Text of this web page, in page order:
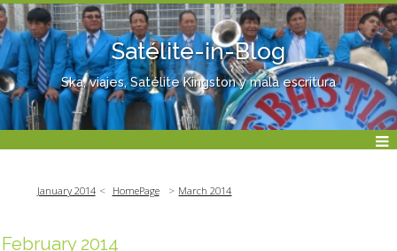
Satélite-in-Blog
Ska, viajes, Satélite Kingston y mala escritura
January 2014 HomePage March 2014
February 2014